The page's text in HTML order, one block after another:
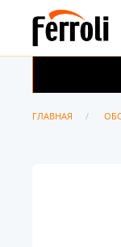
ГЛАВНАЯ